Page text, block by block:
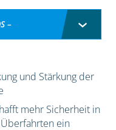
–
und Stärkung der
mehr Sicherheit in
ein